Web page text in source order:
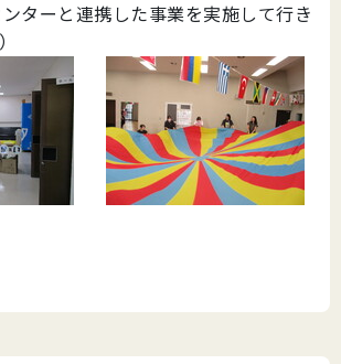
ターと連携した事業を実施して行き